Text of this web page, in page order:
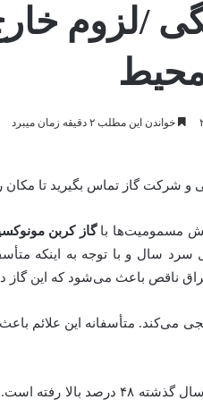
/لزوم
خواندن این مطلب ۲ دقیقه زمان میبرد
و شرکت گاز تماس بگیرید تا مکان
مسمومیت‌ها باگاز کربن
و با توجه به اینکه
ناقص باعث می‌شود که
می‌کند. متأسفانه این علائم
یکتاپرست در رابطه با آمار خفگی بیان